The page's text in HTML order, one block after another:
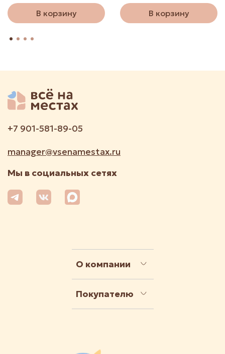
В корзину В корзину
О компании
Покупателю
+7 901-581-89-05
manager@vsenamestax.ru
Мы в социальных сетях